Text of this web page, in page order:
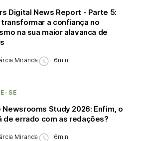
Digital News Report - Parte 5:
transformar a confiança no
na sua maior alavanca de
Miranda 6min
SE
Newsrooms Study 2026: Enfim, o
de errado com as redações?
Miranda 6min